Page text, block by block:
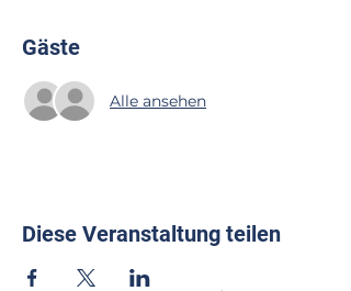
Gäste
Alle ansehen
Diese Veranstaltung teilen